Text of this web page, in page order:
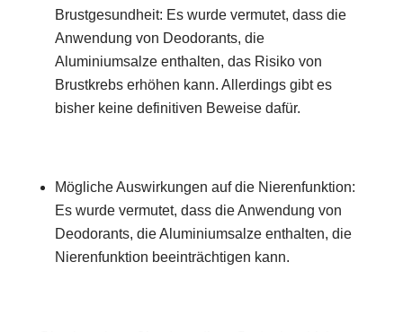
Brustgesundheit: Es wurde vermutet, dass die
Anwendung von Deodorants, die
Aluminiumsalze enthalten, das Risiko von
Brustkrebs erhöhen kann. Allerdings gibt es
bisher keine definitiven Beweise dafür.
Mögliche Auswirkungen auf die Nierenfunktion:
Es wurde vermutet, dass die Anwendung von
Deodorants, die Aluminiumsalze enthalten, die
Nierenfunktion beeinträchtigen kann.